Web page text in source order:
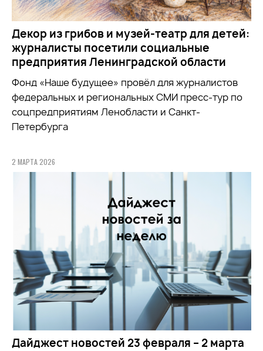
Декор из грибов и музей-театр для детей:
журналисты посетили социальные
предприятия Ленинградской области
Фонд «Наше будущее» провёл для журналистов
федеральных и региональных СМИ пресс-тур по
соцпредприятиям Ленобласти и Санкт-
Петербурга
2 МАРТА 2026
Дайджест новостей 23 февраля – 2 марта